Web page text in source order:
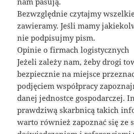
Bezwzględnie czytajmy
zawieramy. Jeśli mamy
nie podpisujmy pism.
Opinie o firmach logistycznych
Jeżeli zależy nam, żeby drogi
bezpiecznie na miejsce
podjęciem współpracy
danej jednostce gospodarczej.
prawdziwą skarbnicą takich
warto również zapoznać się ze